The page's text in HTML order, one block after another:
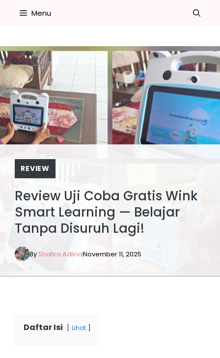
Menu
REVIEW
Review Uji Coba Gratis Wink
Smart Learning — Belajar
Tanpa Disuruh Lagi!
ByShafira AdlinaNovember 11, 2025
Daftar Isi Lihat